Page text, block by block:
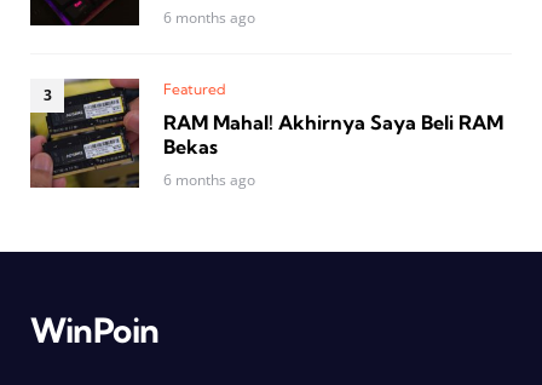
6 months ago
Featured
RAM Mahal! Akhirnya Saya Beli RAM
Bekas
6 months ago
WinPoin